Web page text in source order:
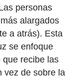
personas
alargados
a atrás). Esta
se enfoque
que recibe las
vez de sobre la